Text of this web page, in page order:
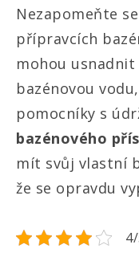
Nezapomeňte
přípravcích
mohou usnadnit
bazénovou
pomocníky s
bazénového
mít svůj vlastní
že se opravdu